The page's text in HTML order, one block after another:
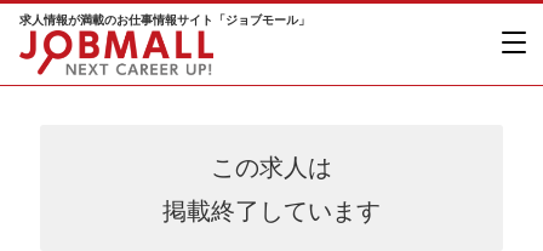
求人情報が満載のお仕事情報サイト「ジョブモール」
この求人は
掲載終了しています